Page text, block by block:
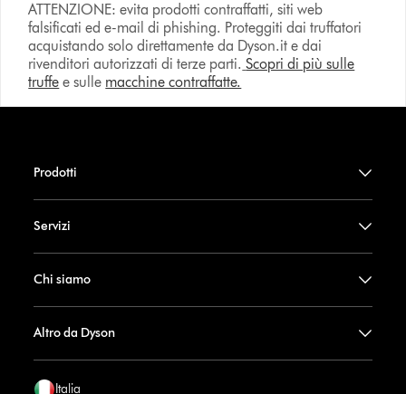
ATTENZIONE: evita prodotti contraffatti, siti web
falsificati ed e-mail di phishing. Proteggiti dai truffatori
acquistando solo direttamente da Dyson.it e dai
rivenditori autorizzati di terze parti. Scopri di più sulle
truffe e sulle macchine contraffatte.
Prodotti
Servizi
Chi siamo
Altro da Dyson
Italia